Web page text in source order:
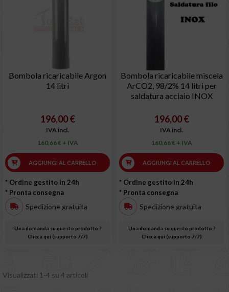
Bombola ricaricabile Argon
14 litri
196,00 €
IVA incl.
160,66 € + IVA
AGGIUNGI AL CARRELLO
* Ordine gestito in 24h
* Pronta consegna
Spedizione gratuita
Una domanda su questo prodotto ?
Clicca qui (supporto 7/7)
Bombola ricaricabile miscela
ArCO2, 98/2% 14 litri per
saldatura acciaio INOX
196,00 €
IVA incl.
160,66 € + IVA
AGGIUNGI AL CARRELLO
* Ordine gestito in 24h
* Pronta consegna
Spedizione gratuita
Una domanda su questo prodotto ?
Clicca qui (supporto 7/7)
Visualizzati 1-4 su 4 articoli